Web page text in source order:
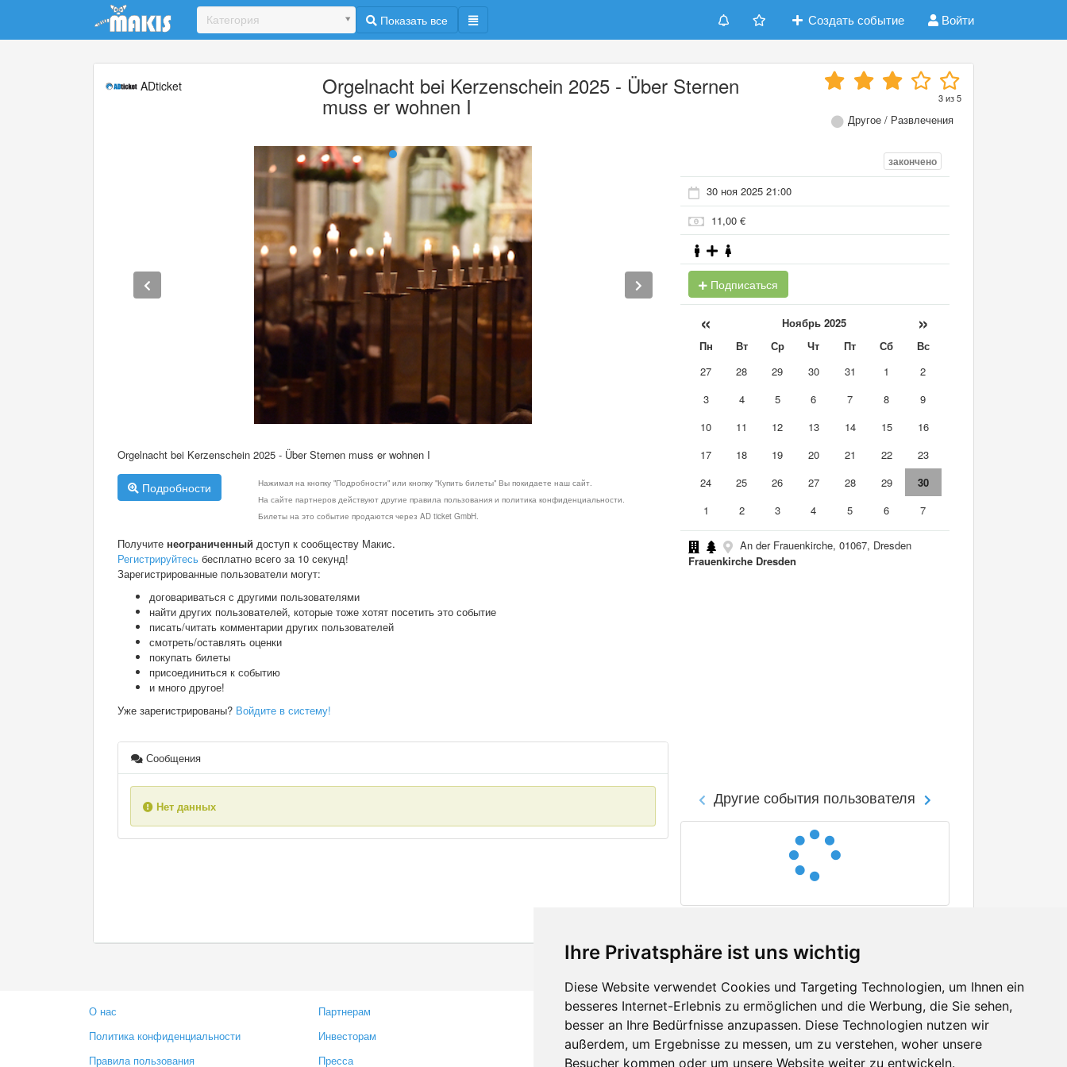
Ihre Privatsphäre ist uns wichtig
Diese Website verwendet Cookies und Targeting Technologien, um Ihnen ein
besseres Internet-Erlebnis zu ermöglichen und die Werbung, die Sie sehen,
besser an Ihre Bedürfnisse anzupassen. Diese Technologien nutzen wir
außerdem, um Ergebnisse zu messen, um zu verstehen, woher unsere
Besucher kommen oder um unsere Website weiter zu entwickeln.
Update cookies preferences
Категория Показать все Создать событие Войти
ADticket Orgelnacht bei Kerzenschein 2025 - Über Sternen
muss er wohnen I 3из5
Другое / Развлечения
Orgelnacht bei Kerzenschein 2025 - Über Sternen muss er wohnen I
Подробности
Нажимая на кнопку "Подробности" или кнопку "Купить билеты" Вы покидаете наш сайт.
На сайте партнеров действуют другие правила пользования и политика конфиденциальности.
Билеты на это событие продаются через AD ticket GmbH.
Получите неограниченный доступ к сообществу Макис.
Регистрируйтесь бесплатно всего за 10 секунд!
Зарегистрированные пользователи могут:
договариваться с другими пользователями
найти других пользователей, которые тоже хотят посетить это событие
писать/читать комментарии других пользователей
смотреть/оставлять оценки
покупать билеты
присоединиться к событию
и много другое!
Уже зарегистрированы? Войдите в систему!
Сообщения
Нет данных
закончено
30 ноя 2025 21:00
11,00 €
Подписаться
« Ноябрь 2025 »
Пн Вт Ср Чт Пт Сб
Вс
27
28 29 30 31 1
2
3
4 5 6 7 8
9
10
11 12 13 14 15
16
17
18 19 20 21 22
23
24
25 26 27 28 29
30
1
2 3 4 5 6 7
An der Frauenkirche, 01067, Dresden
Frauenkirche Dresden
Другие события пользователя
О нас
Политика конфиденциальности
Правила пользования
Партнерам
Инвесторам
Пресса
Контакты
Оставить отзыв
Сообщить об ошибке
Facebook
Twitter
YouTube